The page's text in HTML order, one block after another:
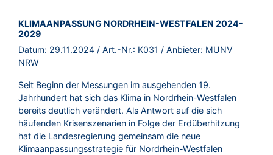
BROSCHÜRE:
KLIMAANPASSUNG NORDRHEIN-WESTFALEN 2024-
2029
Datum: 29.11.2024 / Art.-Nr.: K031 / Anbieter: MUNV
NRW
Seit Beginn der Messungen im ausgehenden 19.
Jahrhundert hat sich das Klima in Nordrhein-Westfalen
bereits deutlich verändert. Als Antwort auf die sich
häufenden Krisenszenarien in Folge der Erdüberhitzung
hat die Landesregierung gemeinsam die neue
Klimaanpassungsstrategie für Nordrhein-Westfalen